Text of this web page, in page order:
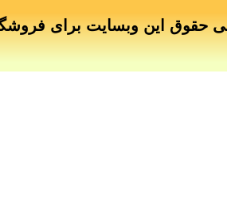
حقوق این وبسایت برای